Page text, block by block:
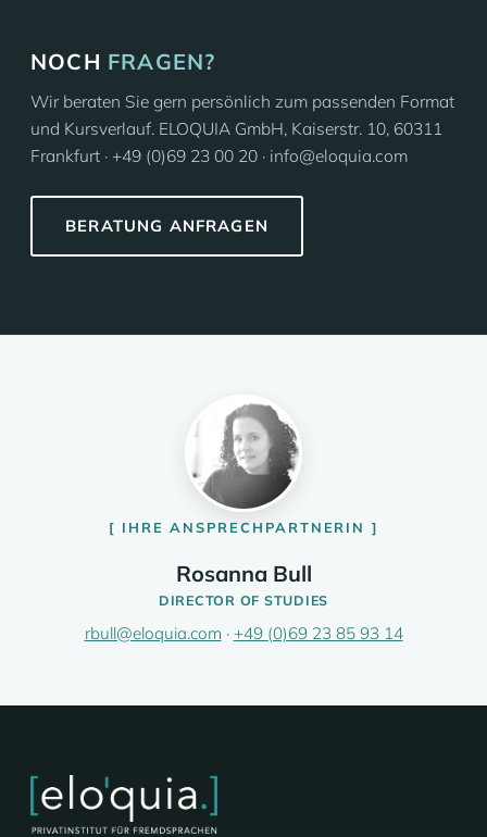
NOCH FRAGEN?
Wir beraten Sie gern persönlich zum passenden Format
und Kursverlauf. ELOQUIA GmbH, Kaiserstr. 10, 60311
Frankfurt · +49 (0)69 23 00 20 · info@eloquia.com
BERATUNG ANFRAGEN
IHRE ANSPRECHPARTNERIN
Rosanna Bull
DIRECTOR OF STUDIES
rbull@eloquia.com · +49 (0)69 23 85 93 14